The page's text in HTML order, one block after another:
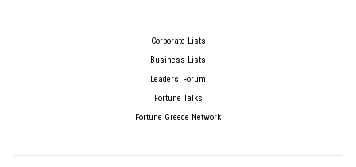
Corporate Lists
Business Lists
Leaders’ Forum
Fortune Talks
Fortune Greece Network